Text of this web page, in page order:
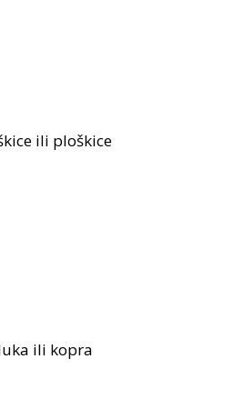
ili ploškice
ili kopra